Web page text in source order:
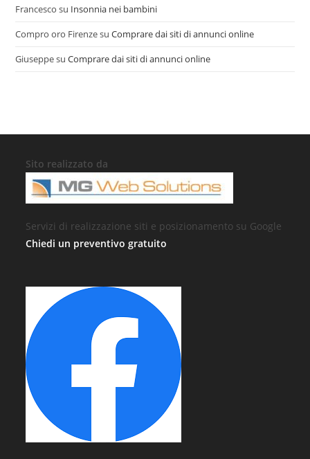
Francesco su Insonnia nei bambini
Compro oro FirenzesuComprare dai siti di annunci online
GiuseppesuComprare dai siti di annunci online
Sito realizzato da
Servizi di realizzazione siti e posizionamento su Google
Chiedi un preventivo gratuito